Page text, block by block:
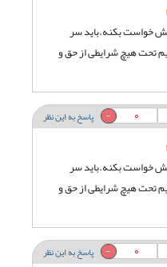
خواست بکنه.باید سر
تحت هیچ شرایطی از حق و
پاسخ به این نظر 0
خواست بکنه.باید سر
تحت هیچ شرایطی از حق و
پاسخ به این نظر 0